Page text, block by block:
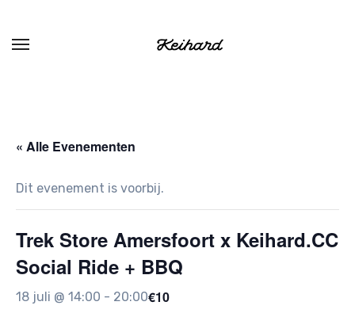
de
« Alle Evenementen
Dit evenement is voorbij.
Trek Store Amersfoort x Keihard.CC
Social Ride + BBQ
18 juli @ 14:00 - 20:00€10